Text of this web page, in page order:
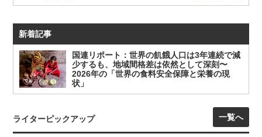
新着記事
国連リポート：世界の飢餓人口は3年連続で減
少するも、地域間格差は依然として深刻〜
2026年の「世界の食料安全保障と栄養の現
状」
ライターピックアップ 一覧へ